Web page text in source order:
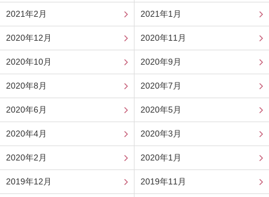
2021年2月 2021年1月
2020年12月 2020年11月
2020年10月 2020年9月
2020年8月 2020年7月
2020年6月 2020年5月
2020年4月 2020年3月
2020年2月 2020年1月
2019年12月 2019年11月